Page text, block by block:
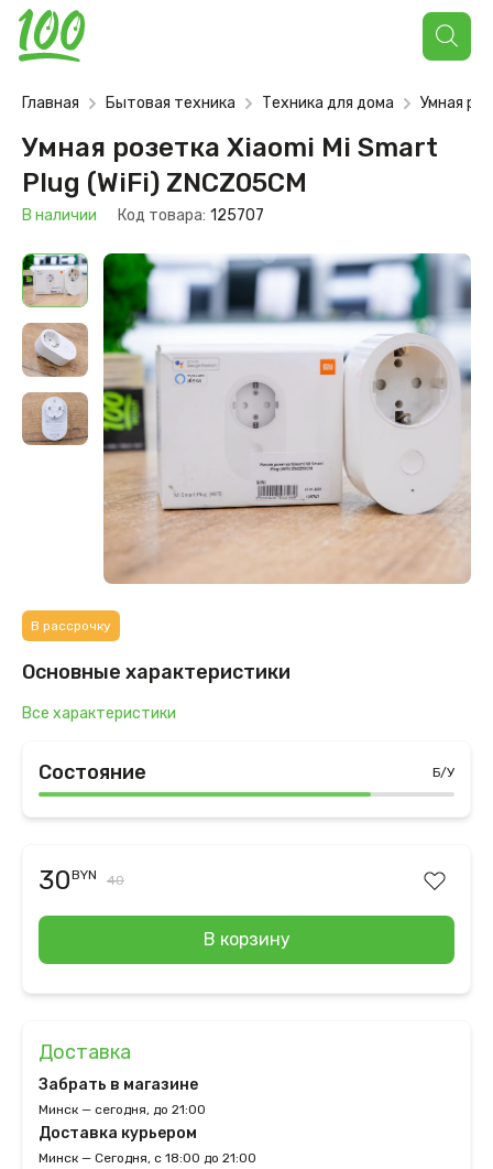
Поиск
товаров
Главная Бытовая техника Техника для дома Умная
Умная розетка Xiaomi Mi Smart
Plug (WiFi) ZNCZ05CM
В наличии Код товара: 125707
В рассрочку
Основные характеристики
Все характеристики
Состояние Б/У
30BYN 40
В корзину
Доставка
Забрать в магазине
Минск — сегодня, до 21:00
Доставка курьером
Минск — Сегодня, с 18:00 до 21:00